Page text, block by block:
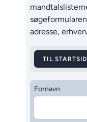
adresse,
TIL
Fornavn